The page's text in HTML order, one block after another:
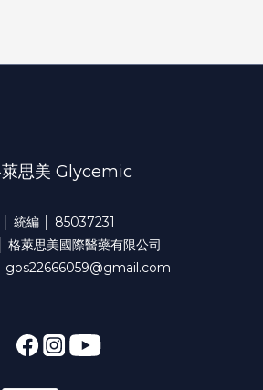
思美 Glycemic
│ 統編 │ 85037231
格萊思美國際醫藥有限公司
gos22666059@gmail.com